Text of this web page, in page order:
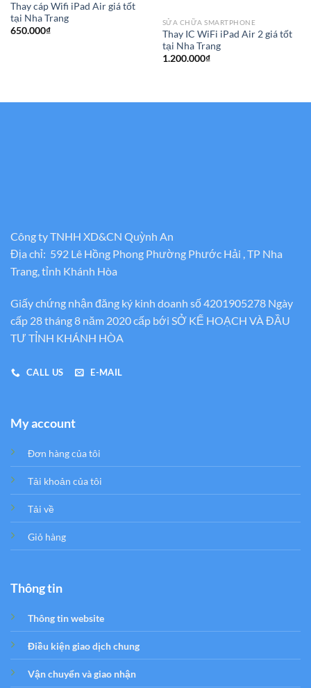
Thay cáp Wifi iPad Air giá tốt
tại Nha Trang
650.000₫
SỬA CHỮA SMARTPHONE
Thay IC WiFi iPad Air 2 giá tốt
tại Nha Trang
1.200.000₫
Công ty TNHH XD&CN Quỳnh An
Địa chỉ: 592 Lê Hồng Phong Phường Phước Hải , TP Nha
Trang, tỉnh Khánh Hòa
Giấy chứng nhận đăng ký kinh doanh số 4201905278 Ngày
cấp 28 tháng 8 năm 2020 cấp bới SỞ KẾ HOẠCH VÀ ĐẦU
TƯ TỈNH KHÁNH HÒA
CALL US E-MAIL
My account
Đơn hàng của tôi
Tải khoản của tôi
Tải về
Giỏ hàng
Thông tin
Thông tin website
Điều kiện giao dịch chung
Vận chuyển và giao nhận